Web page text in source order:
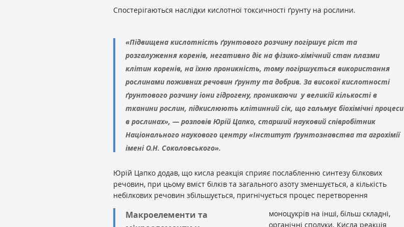
Спостерігаються наслідки кислотної токсичності ґрунту на рослини.
«Підвищена кислотність ґрунтового розчину погіршує ріст та
розгалуження коренів, негативно діє на фізико-хімічний стан плазми
клітин коренів, на їхню проникність, тому погіршується використання
рослинами поживних речовин ґрунту та добрив. За високої кислотності
ґрунтового розчину іони гідрогену, проникаючи у великій кількості в
тканини рослин, підкислюють клітинний сік, що гальмує біохімічні процеси
в рослинах», — розповів Юрій Цапко, старший науковий співробітник
Національного наукового центру «Інститут ґрунтознавства та агрохімії
імені О.Н. Соколовського».
Юрій Цапко додав, що кисла реакція сприяє послабленню синтезу білкових
речовин, при цьому вміст білків та загального азоту зменшується, а кількість
небілкових речовин збільшується, пригнічується процес перетворення
Макроелементи та
моноцукрів на інші, більш складні,
органічні сполуки. Кисла реакція